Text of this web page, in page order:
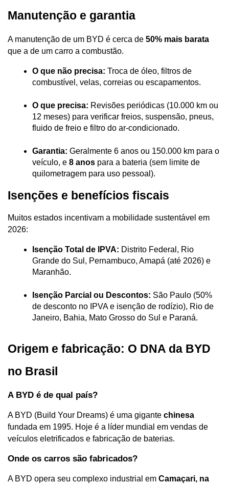
Manutenção e garantia
A manutenção de um BYD é cerca de 50% mais barata
que a de um carro a combustão.
O que não precisa: Troca de óleo, filtros de
combustível, velas, correias ou escapamentos.
O que precisa: Revisões periódicas (10.000 km ou
12 meses) para verificar freios, suspensão, pneus,
fluido de freio e filtro do ar-condicionado.
Garantia: Geralmente 6 anos ou 150.000 km para o
veículo, e 8 anos para a bateria (sem limite de
quilometragem para uso pessoal).
Isenções e benefícios fiscais
Muitos estados incentivam a mobilidade sustentável em
2026:
Isenção Total de IPVA: Distrito Federal, Rio
Grande do Sul, Pernambuco, Amapá (até 2026) e
Maranhão.
Isenção Parcial ou Descontos: São Paulo (50%
de desconto no IPVA e isenção de rodízio), Rio de
Janeiro, Bahia, Mato Grosso do Sul e Paraná.
Origem e fabricação: O DNA da BYD
no Brasil
A BYD é de qual país?
A BYD (Build Your Dreams) é uma gigante chinesa
fundada em 1995. Hoje é a líder mundial em vendas de
veículos eletrificados e fabricação de baterias.
Onde os carros são fabricados?
A BYD opera seu complexo industrial em Camaçari, na